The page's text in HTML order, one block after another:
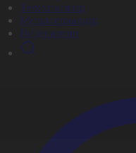
Телехикаялар
Мультсериалдар
Видеоархив